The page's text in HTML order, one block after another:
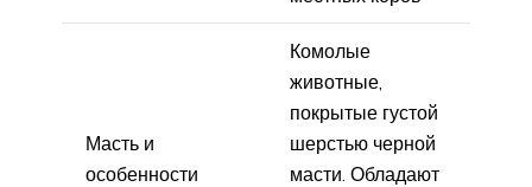
Масть и
особенности
Комолые
животные,
покрытые густой
шерстью черной
масти. Обладают